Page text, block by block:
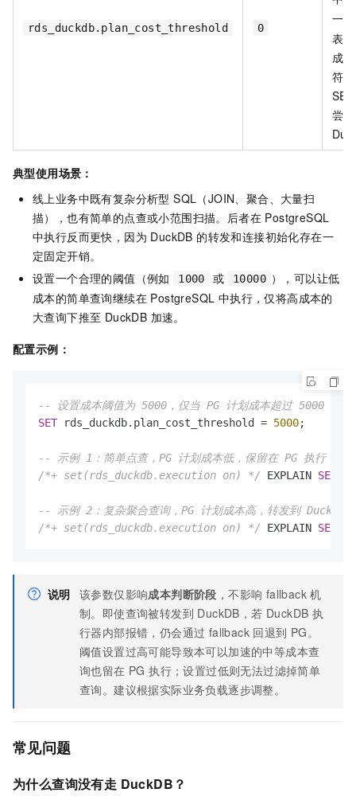
rds_duckdb.plan_cost_threshold 0
一
表
成
符
尝
典型使用场景：
线上业务中既有复杂分析型 SQL（JOIN、聚合、大量扫
描），也有简单的点查或小范围扫描。后者在 PostgreSQL
中执行反而更快，因为 DuckDB 的转发和连接初始化存在一
定固定开销。
设置一个合理的阈值（例如
1000 或 10000 ），可以让低
成本的简单查询继续在 PostgreSQL 中执行，仅将高成本的
大查询下推至 DuckDB 加速。
配置示例：
-- 设置成本阈值为 5000，仅当 PG 计划成本超过 5000 时才
SET rds_duckdb.plan_cost_threshold = 5000;
-- 示例 1：简单点查，PG 计划成本低，保留在 PG 执行
/*+ set(rds_duckdb.execution on) */ EXPLAIN SELECT
-- 示例 2：复杂聚合查询，PG 计划成本高，转发到 DuckDB
/*+ set(rds_duckdb.execution on) */ EXPLAIN SELECT
说明 该参数仅影响成本判断阶段 ，不影响 fallback 机
制。即使查询被转发到 DuckDB，若 DuckDB 执
行器内部报错，仍会通过 fallback 回退到 PG。
阈值设置过高可能导致本可以加速的中等成本查
询也留在 PG 执行；设置过低则无法过滤掉简单
查询。建议根据实际业务负载逐步调整。
常见问题
为什么查询没有走 DuckDB？